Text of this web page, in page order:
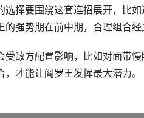
选择要围绕这套连招展开，比
的强势期在前中期，合理组合经
受敌方配置影响，比如对面带
，才能让阎罗王发挥最大潜力。